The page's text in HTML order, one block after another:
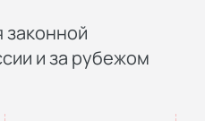
законной
и за рубежом